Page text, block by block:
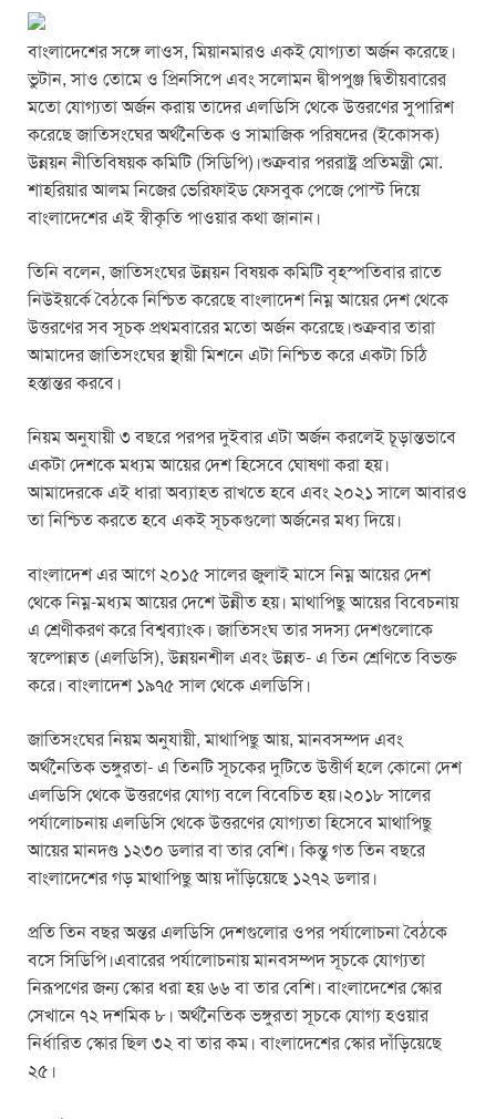
বাংলাদেশের সঙ্গে লাওস, মিয়ানমারও একই যোগ্যতা অর্জন করেছে।
ভুটান, সাও তোমে ও প্রিনসিপে এবং সলোমন দ্বীপপুঞ্জ দ্বিতীয়বারের
মতো যোগ্যতা অর্জন করায় তাদের এলডিসি থেকে উত্তরণের সুপারিশ
করেছে জাতিসংঘের অর্থনৈতিক ও সামাজিক পরিষদের (ইকোসক)
উন্নয়ন নীতিবিষয়ক কমিটি (সিডিপি)।শুক্রবার পররাষ্ট্র প্রতিমন্ত্রী মো.
শাহরিয়ার আলম নিজের ভেরিফাইড ফেসবুক পেজে পোস্ট দিয়ে
বাংলাদেশের এই স্বীকৃতি পাওয়ার কথা জানান।
তিনি বলেন, জাতিসংঘের উন্নয়ন বিষয়ক কমিটি বৃহস্পতিবার রাতে
নিউইয়র্কে বৈঠকে নিশ্চিত করেছে বাংলাদেশ নিম্ন আয়ের দেশ থেকে
উত্তরণের সব সূচক প্রথমবারের মতো অর্জন করেছে।শুক্রবার তারা
আমাদের জাতিসংঘের স্থায়ী মিশনে এটা নিশ্চিত করে একটা চিঠি
হস্তান্তর করবে।
নিয়ম অনুযায়ী ৩ বছরে পরপর দুইবার এটা অর্জন করলেই চূড়ান্তভাবে
একটা দেশকে মধ্যম আয়ের দেশ হিসেবে ঘোষণা করা হয়।
আমাদেরকে এই ধারা অব্যাহত রাখতে হবে এবং ২০২১ সালে আবারও
তা নিশ্চিত করতে হবে একই সূচকগুলো অর্জনের মধ্য দিয়ে।
বাংলাদেশ এর আগে ২০১৫ সালের জুলাই মাসে নিম্ন আয়ের দেশ
থেকে নিম্ন-মধ্যম আয়ের দেশে উন্নীত হয়। মাথাপিছু আয়ের বিবেচনায়
এ শ্রেণীকরণ করে বিশ্বব্যাংক। জাতিসংঘ তার সদস্য দেশগুলোকে
স্বল্পোন্নত (এলডিসি), উন্নয়নশীল এবং উন্নত- এ তিন শ্রেণিতে বিভক্ত
করে। বাংলাদেশ ১৯৭৫ সাল থেকে এলডিসি।
জাতিসংঘের নিয়ম অনুযায়ী, মাথাপিছু আয়, মানবসম্পদ এবং
অর্থনৈতিক ভঙ্গুরতা- এ তিনটি সূচকের দুটিতে উত্তীর্ণ হলে কোনো দেশ
এলডিসি থেকে উত্তরণের যোগ্য বলে বিবেচিত হয়।২০১৮ সালের
পর্যালোচনায় এলডিসি থেকে উত্তরণের যোগ্যতা হিসেবে মাথাপিছু
আয়ের মানদণ্ড ১২৩০ ডলার বা তার বেশি। কিন্তু গত তিন বছরে
বাংলাদেশের গড় মাথাপিছু আয় দাঁড়িয়েছে ১২৭২ ডলার।
প্রতি তিন বছর অন্তর এলডিসি দেশগুলোর ওপর পর্যালোচনা বৈঠকে
বসে সিডিপি।এবারের পর্যালোচনায় মানবসম্পদ সূচকে যোগ্যতা
নিরূপণের জন্য স্কোর ধরা হয় ৬৬ বা তার বেশি। বাংলাদেশের স্কোর
সেখানে ৭২ দশমিক ৮। অর্থনৈতিক ভঙ্গুরতা সূচকে যোগ্য হওয়ার
নির্ধারিত স্কোর ছিল ৩২ বা তার কম। বাংলাদেশের স্কোর দাঁড়িয়েছে
২৫।